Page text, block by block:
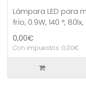
Lámpara LED para
frío, 0.9W, 140 °,
0,00€
Con impuestos: 0,00€